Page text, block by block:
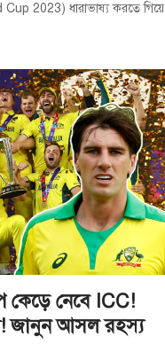
2023) ধারাভাষ্য করতে গিয়ে
কেড়ে নেবে ICC!
জানুন আসল রহস্য